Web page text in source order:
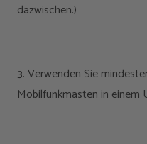
dazwischen.)
3. Verwenden Sie
Mobilfunkmasten in einem